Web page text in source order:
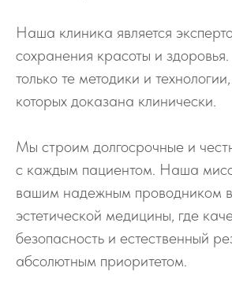
Наша клиника является
сохранения красоты и
только те методики и
которых доказана клинически.
Мы строим долгосрочные и
с каждым пациентом. Наша
вашим надежным проводником
эстетической медицины, где
безопасность и естественный
абсолютным приоритетом.